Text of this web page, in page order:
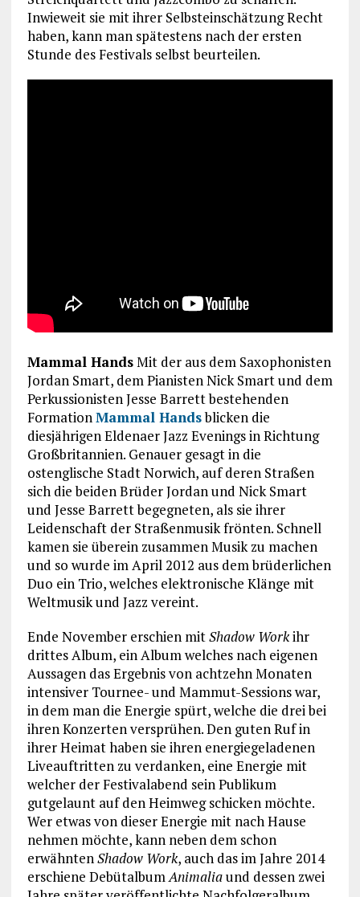
Inwieweit sie mit ihrer Selbsteinschätzung Recht
haben, kann man spätestens nach der ersten
Stunde des Festivals selbst beurteilen.
Mammal HandsMit der aus dem Saxophonisten
Jordan Smart, dem Pianisten Nick Smart und dem
Perkussionisten Jesse Barrett bestehenden
Formation Mammal Handsblicken die
diesjährigen Eldenaer Jazz Evenings in Richtung
Großbritannien. Genauer gesagt in die
ostenglische Stadt Norwich, auf deren Straßen
sich die beiden Brüder Jordan und Nick Smart
und Jesse Barrett begegneten, als sie ihrer
Leidenschaft der Straßenmusik frönten. Schnell
kamen sie überein zusammen Musik zu machen
und so wurde im April 2012 aus dem brüderlichen
Duo ein Trio, welches elektronische Klänge mit
Weltmusik und Jazz vereint.
Ende November erschien mitShadow Workihr
drittes Album, ein Album welches nach eigenen
Aussagen das Ergebnis von achtzehn Monaten
intensiver Tournee- und Mammut-Sessions war,
in dem man die Energie spürt, welche die drei bei
ihren Konzerten versprühen. Den guten Ruf in
ihrer Heimat haben sie ihren energiegeladenen
Liveauftritten zu verdanken, eine Energie mit
welcher der Festivalabend sein Publikum
gutgelaunt auf den Heimweg schicken möchte.
Wer etwas von dieser Energie mit nach Hause
nehmen möchte, kann neben dem schon
erwähnten Shadow Work, auch das im Jahre 2014
erschiene Debütalbum Animaliaund dessen zwei